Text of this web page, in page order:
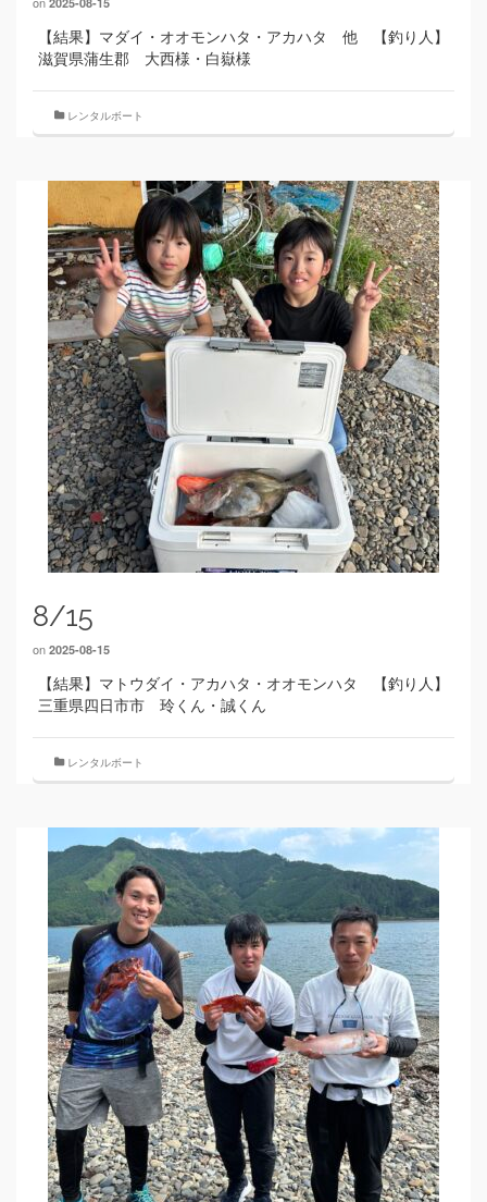
【結果】マダイ・オオモンハタ・アカハタ 他 【釣り人】
滋賀県蒲生郡 大西様・白嶽様
レンタルボート
8/15
on 2025-08-15
【結果】マトウダイ・アカハタ・オオモンハタ 【釣り人】
三重県四日市市 玲くん・誠くん
レンタルボート